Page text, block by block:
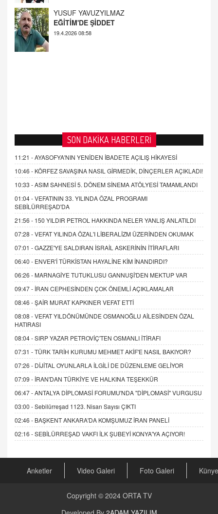
19.4.2026 08:58
SON DAKİKA HABERLERİ
11:21 -AYASOFYA'NIN YENİDEN İBADETE AÇILIŞ HİKAYESİ
10:46 - KÖRFEZ SAVAŞINA NASIL GİRMEDİK, DİNÇERLER AÇIKLADI!
10:33 -ASIM SAHNESİ 5. DÖNEM SİNEMA ATÖLYESİ TAMAMLANDI
01:04 -VEFATININ 33. YILINDA ÖZAL PROGRAMI
SEBİLÜRREŞAD'DA
21:56 - 150 YILDIR PETROL HAKKINDA NELER YANLIŞ ANLATILDI
07:28 -VEFAT YILINDA ÖZAL'I LİBERALİZM ÜZERİNDEN OKUMAK
07:01 -GAZZE'YE SALDIRAN İSRAİL ASKERİNİN İTİRAFLARI
06:40 - ENVER'İ TÜRKİSTAN HAYALİNE KİM İNANDIRDI?
06:26 - MARNAGİYE TUTUKLUSU GANNUŞİ'DEN MEKTUP VAR
09:47 - İRAN CEPHESİNDEN ÇOK ÖNEMLİ AÇIKLAMALAR
08:46 -ŞAİR MURAT KAPKINER VEFAT ETTİ
08:08 -VEFAT YILDÖNÜMÜNDE OSMANOĞLU AİLESİNDEN ÖZAL
HATIRASI
08:04 -SIRP YAZAR PETROVİÇ'TEN OSMANLI İTİRAFI
07:31 -TÜRK TARİH KURUMU MEHMET AKİF'E NASIL BAKIYOR?
07:26 - DİJİTAL OYUNLARLA İLGİLİ DE DÜZENLEME GELİYOR
07:09 - İRAN'DAN TÜRKİYE VE HALKINA TEŞEKKÜR
06:47 -ANTALYA DİPLOMASİ FORUMU'NDA "DİPLOMASİ" VURGUSU
03:00 -Sebilürreşad 1123. Nisan Sayısı ÇIKTI
02:46 - BAŞKENT ANKARA'DA KOMŞUMUZ İRAN PANELİ
02:16 -SEBİLÜRREŞAD VAKFI İLK ŞUBEYİ KONYA'YA AÇIYOR!
Anketler Video Galeri Foto Galeri Künye
Copyright © 2024 ORTA TV